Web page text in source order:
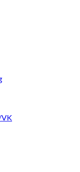
VK